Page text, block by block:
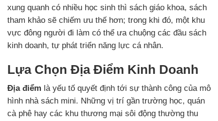
xung quanh có nhiều học sinh thì sách giáo khoa, sách
tham khảo sẽ chiếm ưu thế hơn; trong khi đó, một khu
vực đông người đi làm có thể ưa chuộng các đầu sách
kinh doanh, tự phát triển năng lực cá nhân.
Lựa Chọn Địa Điểm Kinh Doanh
Địa điểm là yếu tố quyết định tới sự thành công của mô
hình nhà sách mini. Những vị trí gần trường học, quán
cà phê hay các khu thương mại sôi động thường thu